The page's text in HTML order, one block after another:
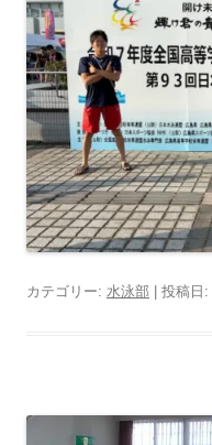
カテゴリー: 水泳部 | 投稿日: